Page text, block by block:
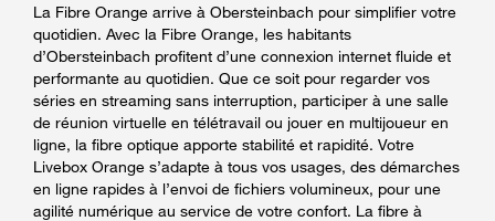
La Fibre Orange arrive à Obersteinbach pour simplifier votre
quotidien. Avec la Fibre Orange, les habitants
d’Obersteinbach profitent d’une connexion internet fluide et
performante au quotidien. Que ce soit pour regarder vos
séries en streaming sans interruption, participer à une salle
de réunion virtuelle en télétravail ou jouer en multijoueur en
ligne, la fibre optique apporte stabilité et rapidité. Votre
Livebox Orange s’adapte à tous vos usages, des démarches
en ligne rapides à l’envoi de fichiers volumineux, pour une
agilité numérique au service de votre confort. La fibre à